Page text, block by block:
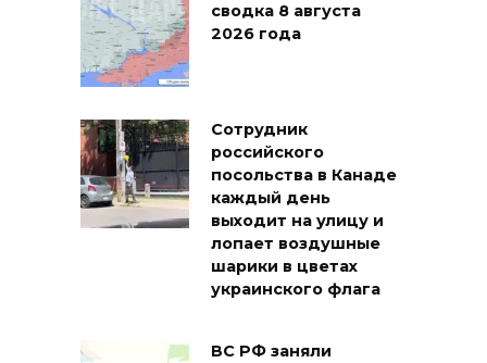
сводка 8 августа
2026 года
Сотрудник
российского
посольства в Канаде
каждый день
выходит на улицу и
лопает воздушные
шарики в цветах
украинского флага
ВС РФ заняли